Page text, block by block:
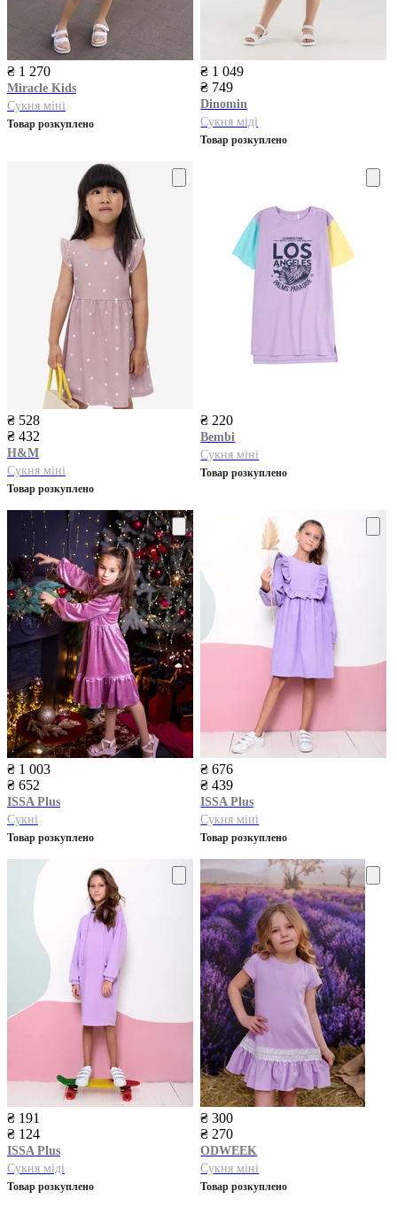
₴ 1 270
Miracle Kids
Сукня міні
Товар розкуплено
₴ 1 049
₴ 749
Dinomin
Сукня міді
Товар розкуплено
₴ 528
₴ 432
H&M
Сукня міні
Товар розкуплено
₴ 220
Bembi
Сукня міні
Товар розкуплено
₴ 1 003
₴ 652
ISSA Plus
Сукні
Товар розкуплено
₴ 676
₴ 439
ISSA Plus
Сукня міні
Товар розкуплено
₴ 191
₴ 124
ISSA Plus
Сукня міді
Товар розкуплено
₴ 300
₴ 270
ODWEEK
Сукня міні
Товар розкуплено